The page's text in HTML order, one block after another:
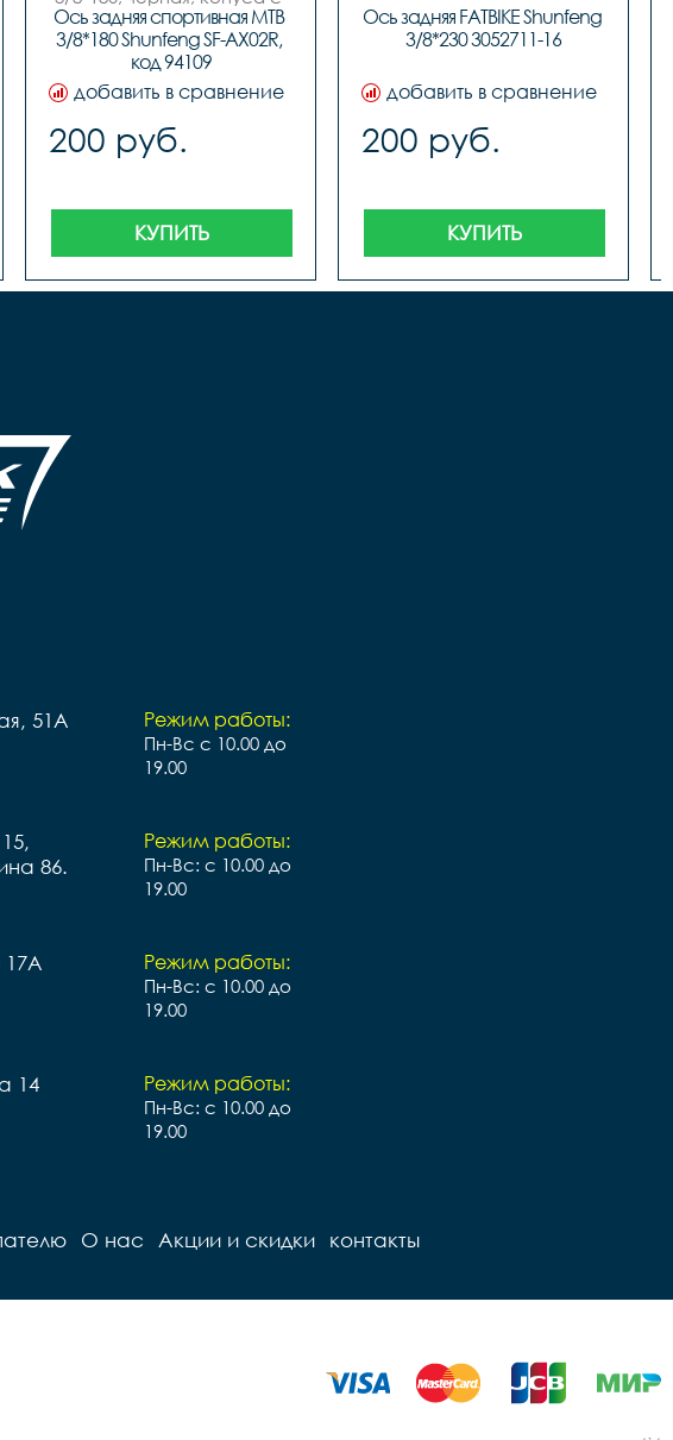
пыльниками, инд. упак. по
12 штук, бренд "Shunfeng"
Ось задняя спортивная MTB
3/8*180 Shunfeng SF-AX02R,
код 94109
добавить в сравнение
200 руб.
КУПИТЬ
Ось задняя FATBIKE Shunfeng
3/8*230 3052711-16
добавить в сравнение
200 руб.
КУПИТЬ
Режим работы:
Пн-Вс с 10.00 до
19.00
51А
Режим работы:
Пн-Вс: с 10.00 до
19.00
86.
Режим работы:
Пн-Вс: с 10.00 до
19.00
17А
Режим работы:
Пн-Вс: с 10.00 до
19.00
14
О нас Акции и скидки контакты